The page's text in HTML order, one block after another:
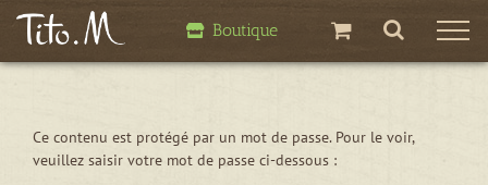
Passer
Boutique
Ce contenu est protégé par un mot de passe. Pour le voir,
veuillez saisir votre mot de passe ci-dessous :